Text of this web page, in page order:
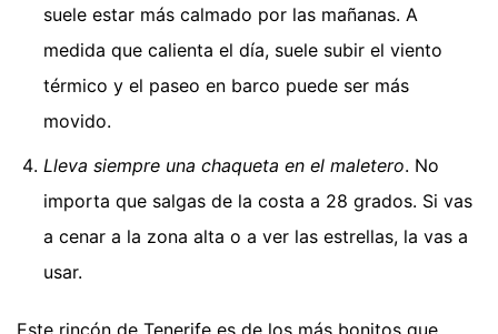
suele estar más calmado por las mañanas. A
medida que calienta el día, suele subir el viento
térmico y el paseo en barco puede ser más
movido.
Lleva siempre una chaqueta en el maletero. No
importa que salgas de la costa a 28 grados. Si vas
a cenar a la zona alta o a ver las estrellas, la vas a
usar.